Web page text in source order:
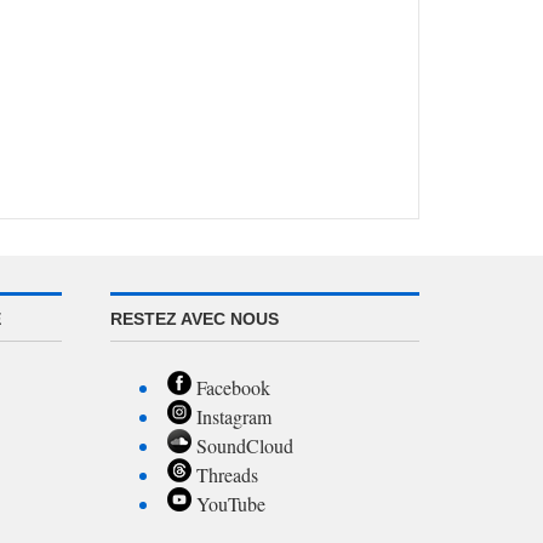
RESTEZ AVEC NOUS
Facebook
Instagram
SoundCloud
Threads
YouTube